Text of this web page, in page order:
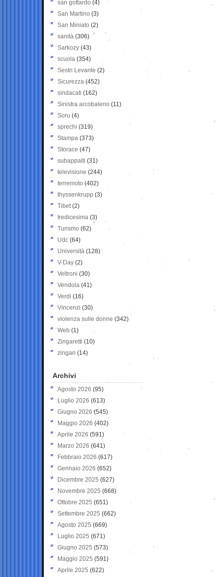
san gottardo (4)
San Martino (3)
San Miniato (2)
sanità (306)
Sarkozy (43)
scuola (354)
Sestri Levante (2)
Sicurezza (452)
sindacati (162)
Sinistra arcobaleno (11)
Soru (4)
sprechi (319)
Stampa (373)
Storace (47)
subappalti (31)
televisione(244)
terremoto (402)
thyssenkrupp (3)
Tibet(2)
tredicesima (3)
Turismo (62)
Udc (64)
Università (128)
V-Day (2)
Veltroni (30)
Vendola (41)
Verdi (16)
Vincenzi (30)
violenza sulle donne (342)
Web (1)
Zingaretti (10)
zingari (14)
Archivi
Agosto 2026 (95)
Luglio 2026 (613)
Giugno 2026 (545)
Maggio 2026 (402)
Aprile 2026 (591)
Marzo 2026 (641)
Febbraio 2026 (617)
Gennaio 2026 (652)
Dicembre 2025 (627)
Novembre 2025 (668)
Ottobre 2025 (651)
Settembre 2025 (662)
Agosto 2025 (669)
Luglio 2025 (671)
Giugno 2025 (573)
Maggio 2025 (591)
Aprile 2025 (622)